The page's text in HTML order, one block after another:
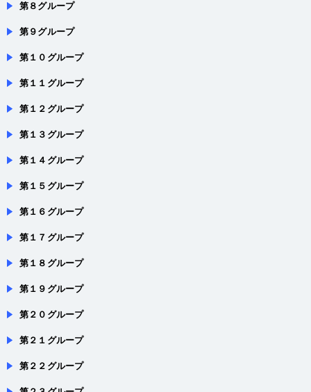
第８グループ
第９グループ
第１０グループ
第１１グループ
第１２グループ
第１３グループ
第１４グループ
第１５グループ
第１６グループ
第１７グループ
第１８グループ
第１９グループ
第２０グループ
第２１グループ
第２２グループ